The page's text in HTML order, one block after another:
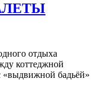
отдыха
коттеджной
«выдвижной бадьёй»